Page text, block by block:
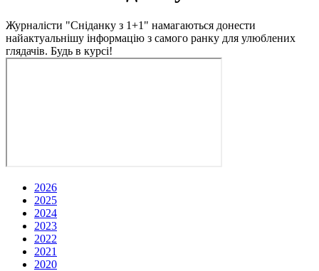
Журналісти "Сніданку з 1+1" намагаються донести
найактуальнішу інформацію з самого ранку для улюблених
глядачів. Будь в курсі!
2026
2025
2024
2023
2022
2021
2020